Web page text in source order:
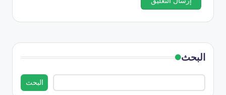
البحث
البحث